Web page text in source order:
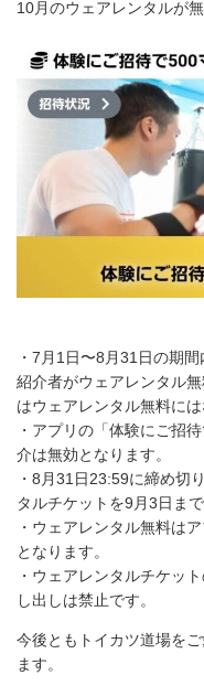
10月のウェアレンタルが無
・7月1日〜8月31日の期
紹介者がウェアレンタル
はウェアレンタル無料には
・アプリの「体験にご招
介は無効となります。
・8月31日23:59に締め切
タルチケットを9月3日ま
・ウェアレンタル無料は
となります。
・ウェアレンタルチケッ
し出しは禁止です。
今後ともトイカツ道場を
ます。